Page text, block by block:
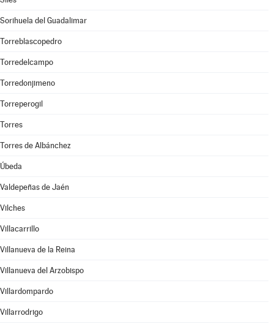
Sorihuela del Guadalimar
Torreblascopedro
Torredelcampo
Torredonjimeno
Torreperogil
Torres
Torres de Albánchez
Úbeda
Valdepeñas de Jaén
Vilches
Villacarrillo
Villanueva de la Reina
Villanueva del Arzobispo
Villardompardo
Villarrodrigo